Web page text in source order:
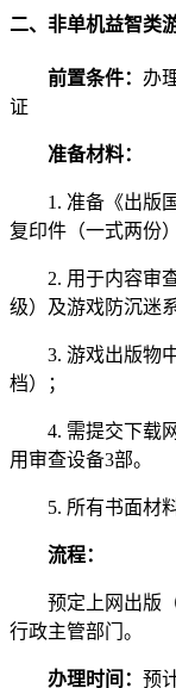
二、非单机益智类
前置条件： 办
证
准备材料：
1. 准备《出版
复印件（一式两份）
2. 用于内容审
级）及游戏防沉迷
3. 游戏出版物
档）；
4. 需提交下载
用审查设备3部。
5. 所有书面材
流程：
预定上网出版
行政主管部门。
办理时间： 预